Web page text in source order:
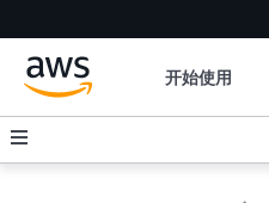
开始使用